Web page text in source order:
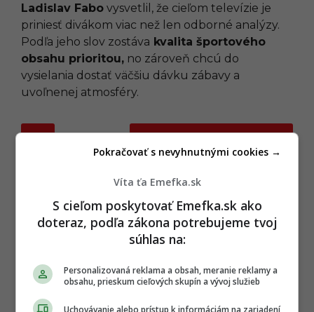
Ladislav Fabo vysvetlil, že cieľom televízie je
priniesť divákom viac než len odborné analýzy.
Podľa jeho slov zostáva kvalita športového
obsahu prioritou, no zároveň chcú do
vysielania dostať väčšiu dávku zábavy a
uvoľnenej atmosféry.
P
TAGY:
MILUJEM SLOVENSKO
Víta ťa Emefka.sk
S cieľom poskytovať Emefka.sk ako
doteraz, podľa zákona potrebujeme tvoj
súhlas na:
Personalizovaná reklama a obsah, meranie reklamy a
obsahu, prieskum cieľových skupín a vývoj služieb
Uchovávanie alebo prístup k informáciám na zariadení
Pokračovať s nevyhnutnými cookies →